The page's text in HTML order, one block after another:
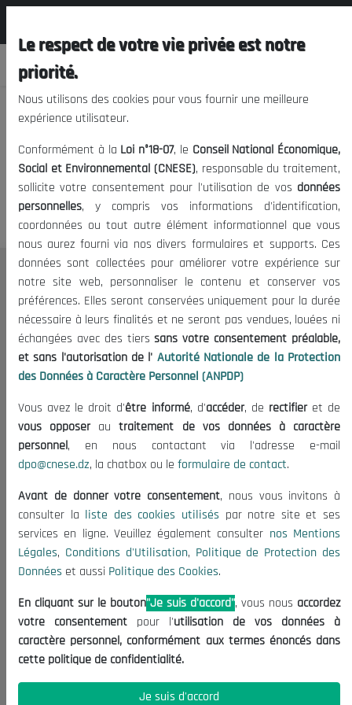
Nous vous prions de nous
excuser, mais l'accès à ce
contenu est restreint.
Le CNESE
A Propos
Le président
Organisation
Publications
Informations utiles
Appels d'offres et Consultations
Mentions Légales
Conditions d'Utilisation
Politique de Protection des Données
Politique des Cookies
Nous Contacter
(+213) 021 98 01 00|01|02
contact@cnese.dz
Suggestions ou Initiatives ?
Newsletter
dernières nouvelles.
Le respect de votre vie privée est notre
priorité.
Nous utilisons des cookies pour vous fournir une meilleure
expérience utilisateur.
Conformément à la Loi n°18-07, le Conseil National Économique,
Social et Environnemental (CNESE), responsable du traitement,
sollicite votre consentement pour l'utilisation de vos données
personnelles, y compris vos informations d'identification,
coordonnées ou tout autre élément informationnel que vous
nous aurez fourni via nos divers formulaires et supports. Ces
données sont collectées pour améliorer votre expérience sur
notre site web, personnaliser le contenu et conserver vos
préférences. Elles seront conservées uniquement pour la durée
nécessaire à leurs finalités et ne seront pas vendues, louées ni
échangées avec des tierssans votre consentement préalable,
et sans l'autorisation de l' Autorité Nationale de la Protection
des Données à Caractère Personnel (ANPDP)
Vous avez le droit d'être informé, d'accéder, de rectifieret de
vous opposerautraitement de vos données à caractère
personnel, en nous contactant via l'adresse e-mail
dpo@cnese.dz, la chatbox ou le formulaire de contact.
Avant de donner votre consentement, nous vous invitons à
consulter la liste des cookies utilisés par notre site et ses
services en ligne. Veuillez également consulter nos Mentions
Légales, Conditions d'Utilisation, Politique de Protection des
Données et aussi Politique des Cookies.
En cliquant sur le bouton"Je suis d'accord", vous nous accordez
votre consentement pour l'utilisation de vos données à
caractère personnel, conformément aux termes énoncés dans
cette politique de confidentialité.
Je suis d'accord